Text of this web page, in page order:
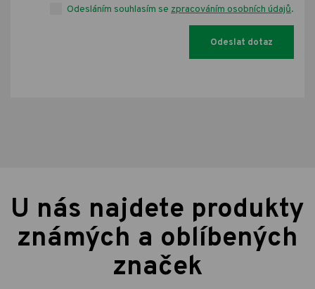
Odesláním souhlasím se zpracováním osobních údajů.
U nás najdete produkty
známých a oblíbených
značek